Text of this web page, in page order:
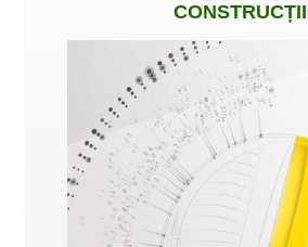
CONSTRUCȚII